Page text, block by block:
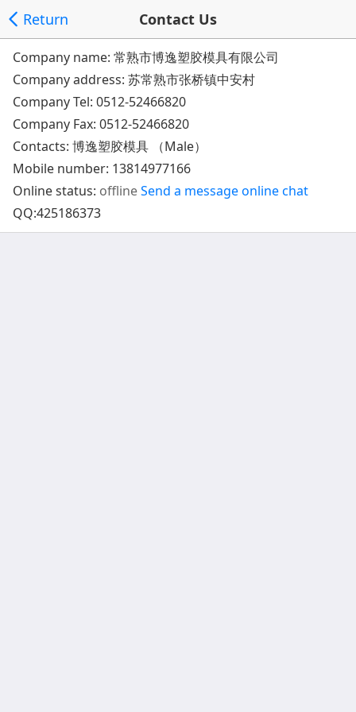
Return Contact Us
Company name: 常熟市博逸塑胶模具有限公司
Company address: 苏常熟市张桥镇中安村
Company Tel: 0512-52466820
Company Fax: 0512-52466820
Contacts: 博逸塑胶模具 （Male）
Mobile number: 13814977166
Online status: offlineSend a messageonline chat
QQ:425186373